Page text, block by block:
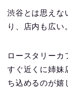
渋谷とは思えな
り、店内も広い。
ロースタリーカ
すぐ近くに姉妹
ち込めるのが嬉